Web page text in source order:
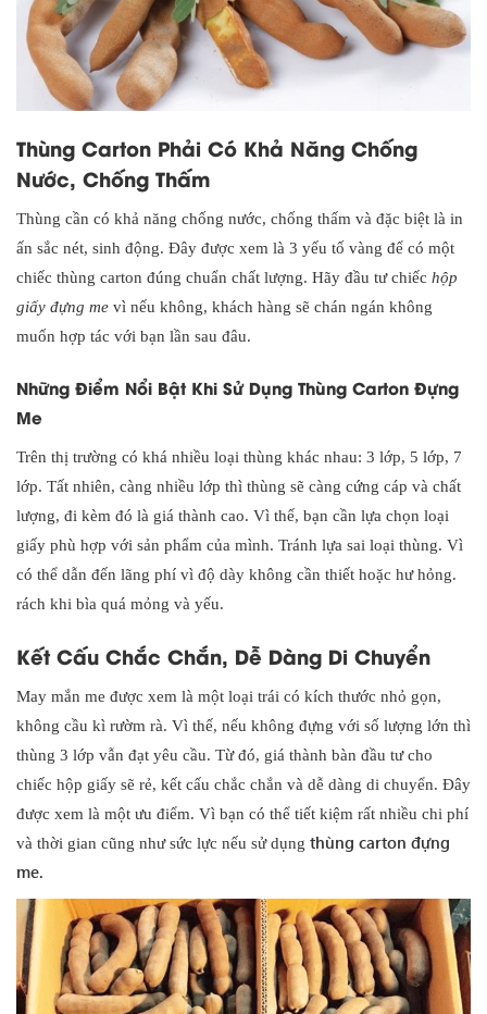
Thùng Carton Phải Có Khả Năng Chống
Nước, Chống Thấm
Thùng cần có khả năng chống nước, chống thấm và đặc biệt là in
ấn sắc nét, sinh động. Đây được xem là 3 yếu tố vàng để có một
chiếc thùng carton đúng chuẩn chất lượng. Hãy đầu tư chiếc hộp
giấy đựng me vì nếu không, khách hàng sẽ chán ngán không
muốn hợp tác với bạn lần sau đâu.
Những Điểm Nổi Bật Khi Sử Dụng Thùng Carton Đựng
Me
Trên thị trường có khá nhiều loại thùng khác nhau: 3 lớp, 5 lớp, 7
lớp. Tất nhiên, càng nhiều lớp thì thùng sẽ càng cứng cáp và chất
lượng, đi kèm đó là giá thành cao. Vì thế, bạn cần lựa chọn loại
giấy phù hợp với sản phẩm của mình. Tránh lựa sai loại thùng. Vì
có thể dẫn đến lãng phí vì độ dày không cần thiết hoặc hư hỏng.
rách khi bìa quá mỏng và yếu.
Kết Cấu Chắc Chắn, Dễ Dàng Di Chuyển
May mắn me được xem là một loại trái có kích thước nhỏ gọn,
không cầu kì rườm rà. Vì thế, nếu không đựng với số lượng lớn thì
thùng 3 lớp vẫn đạt yêu cầu. Từ đó, giá thành bàn đầu tư cho
chiếc hộp giấy sẽ rẻ, kết cấu chắc chắn và dễ dàng di chuyển. Đây
được xem là một ưu điểm. Vì bạn có thể tiết kiệm rất nhiều chi phí
và thời gian cũng như sức lực nếu sử dụng thùng carton đựng
me.